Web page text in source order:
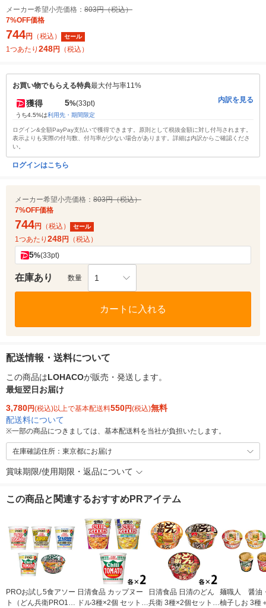
メーカー希望小売価格： 803円（税込）
7%OFF価格
744円 （税込） セール
1つあたり 248円 （税込）
お買い物でもらえる特典最大付与率11%
獲得 5%(33pt)
うち4.5%は利用先・期間限定
内訳を見る
ログイン&全額PayPay支払いで獲得できます。原則として税抜金額に対し付与されます。
表示よりも実際の付与数、付与率が少ない場合があります。詳細は内訳からご確認くださ
い。
ログインはこちら
メーカー希望小売価格： 803円（税込）
7%OFF価格
744円 （税込） セール
1つあたり 248円 （税込）
5%(33pt)
在庫あり 数量 1
カートに入れる
配送情報・送料について
この商品はLOHACOが販売・発送します。
最短翌日お届け
3,780円(税込)以上で基本配送料550円(税込)無料
配送料について
※一部の商品につきましては、基本配送料を当社が負担いたします。
在庫確認住所：東京都にお届け
賞味期限/使用期限・返品について
この商品と関連するおすすめPRアイテム
PROお試し5食アソー
ト（どん兵衛PRO1食
日清食品 カップヌー
ドル3種×2個 セット
日清食品 日清のどん
兵衛 3種×2個セット
麺職人 醤油
柚子しお 3種